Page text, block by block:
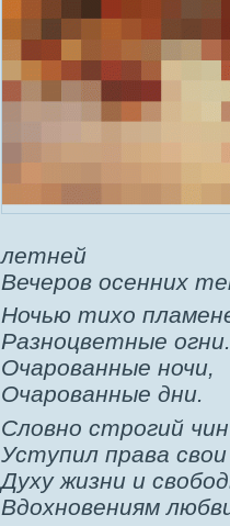
летней
Вечеров осенних
Ночью тихо
Разноцветные
Очарованные ночи,
Очарованные дни.
Словно строгий
Уступил права свои
Духу жизни и
Вдохновениям